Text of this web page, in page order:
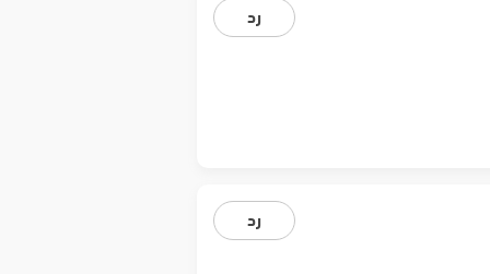
رد
رد